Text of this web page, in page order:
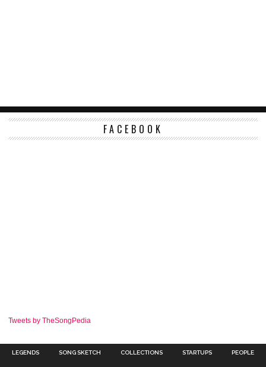
FACEBOOK
Tweets by TheSongPedia
LEGENDS SONG SKETCH COLLECTIONS STARTUPS PEOPLE